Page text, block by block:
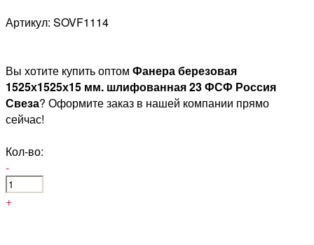
Артикул: SOVF1114
Вы хотите купить оптом Фанера березовая
1525х1525х15 мм. шлифованная 23 ФСФ Россия
Свеза? Оформите заказ в нашей компании прямо
сейчас!
Кол-во:
-
+